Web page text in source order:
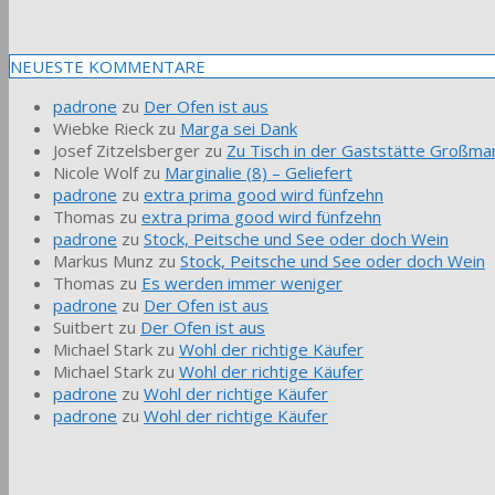
NEUESTE KOMMENTARE
padrone zu Der Ofen ist aus
Wiebke Rieck zu Marga sei Dank
Josef Zitzelsberger zu Zu Tisch in der Gaststätte
Nicole Wolfzu Marginalie (8) – Geliefert
padrone zu extra prima good wird fünfzehn
Thomas zu extra prima good wird fünfzehn
padrone zu Stock, Peitsche und See oder doch Wein
Markus Munz zu Stock, Peitsche und See oder doch Wein
Thomas zu Es werden immer weniger
padrone zu Der Ofen ist aus
Suitbert zu Der Ofen ist aus
Michael Stark zu Wohl der richtige Käufer
Michael Stark zu Wohl der richtige Käufer
padrone zu Wohl der richtige Käufer
padrone zu Wohl der richtige Käufer